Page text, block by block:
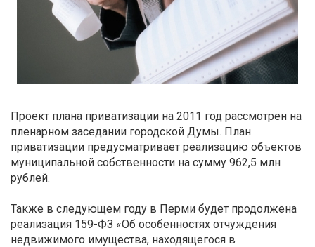
Проект плана приватизации на 2011 год рассмотрен на
пленарном заседании городской Думы. План
приватизации предусматривает реализацию объектов
муниципальной собственности на сумму 962,5 млн
рублей.
Также в следующем году в Перми будет продолжена
реализация 159-ФЗ «Об особенностях отчуждения
недвижимого имущества, находящегося в